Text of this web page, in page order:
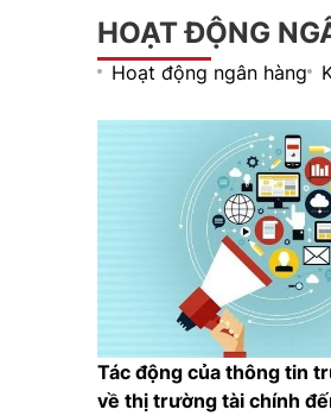
HOẠT ĐỘNG
Hoạt động ngân hàng
Tác động của thông tin
về thị trường tài chính